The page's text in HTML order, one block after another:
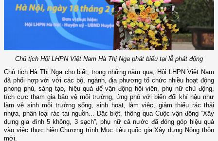
Chủ tịch Hội LHPN Việt Nam Hà Thị Nga phát biểu tại lễ phát động
Chủ tịch Hà Thị Nga cho biết, trong những năm qua, Hội LHPN Việt Nam
đã phối hợp với với các bộ, ngành, địa phương tổ chức nhiều hoạt động
phong phú, sáng tạo, hiệu quả để vận động hội viên, phụ nữ chủ động,
tích cực tham gia bảo vệ môi trường, ứng phó với biến đổi khí hậu như
làmvệ sinh môi trườngsống, sinh hoạt, làm việc , giảm thiểu rác thải
nhựa, phân loại rác tại nguồn... Đặc biệt, thông qua Cuộc vận động “Xây
dựng gia đình 5 không, 3 sạch” , phụ nữ cả nước đã đóng góp hiệu quả
vào việc thực hiện Chương trình Mục tiêu quốc gia Xây dựng Nông thôn
mới.